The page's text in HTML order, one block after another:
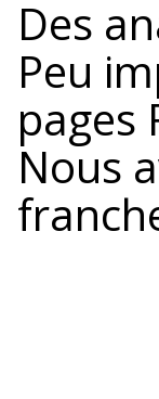
Des
Peu
pages
Nous